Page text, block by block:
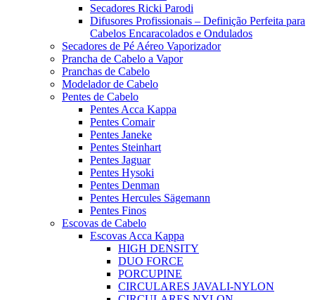
Secadores Ricki Parodi
Difusores Profissionais – Definição Perfeita para
Cabelos Encaracolados e Ondulados
Secadores de Pé Aéreo Vaporizador
Prancha de Cabelo a Vapor
Pranchas de Cabelo
Modelador de Cabelo
Pentes de Cabelo
Pentes Acca Kappa
Pentes Comair
Pentes Janeke
Pentes Steinhart
Pentes Jaguar
Pentes Hysoki
Pentes Denman
Pentes Hercules Sägemann
Pentes Finos
Escovas de Cabelo
Escovas Acca Kappa
HIGH DENSITY
DUO FORCE
PORCUPINE
CIRCULARES JAVALI-NYLON